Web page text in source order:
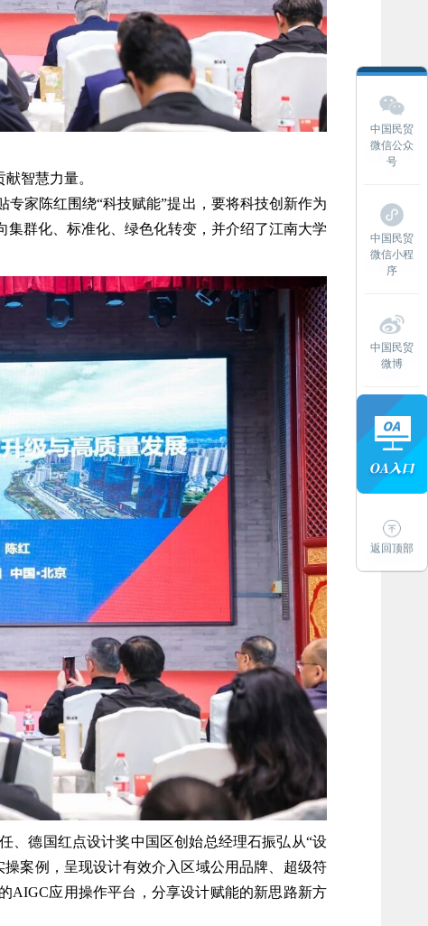
智慧力量。
专家陈红围绕“科技赋能”提出，要将科技创新作为
群化、标准化、绿色化转变，并介绍了江南大学
、德国红点设计奖中国区创始总经理石振弘从“设
案例，呈现设计有效介入区域公用品牌、超级符
AIGC应用操作平台，分享设计赋能的新思路新方
中国民贸
微信公众
号
中国民贸
微信小程
序
中国民贸
微博
返回顶部